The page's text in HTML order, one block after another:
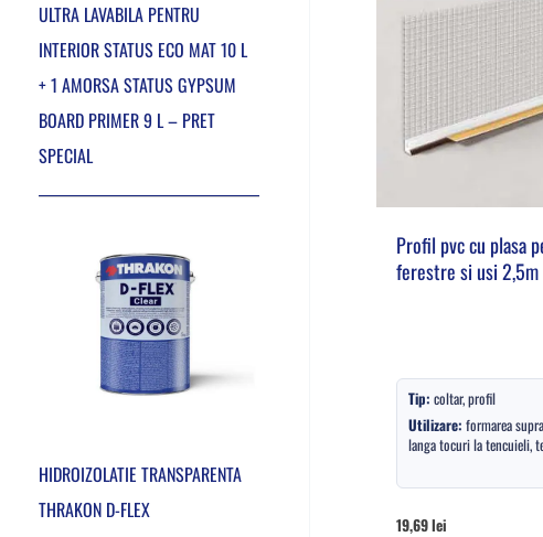
ULTRA LAVABILA PENTRU
INTERIOR STATUS ECO MAT 10 L
+ 1 AMORSA STATUS GYPSUM
BOARD PRIMER 9 L – PRET
SPECIAL
HIDROIZOLATIE TRANSPARENTA
THRAKON D-FLEX
Profil pvc cu plasa
ferestre si usi 2,5m
Tip: coltar, profil
Utilizare: formarea
langa tocuri la tencuieli,
19,69lei